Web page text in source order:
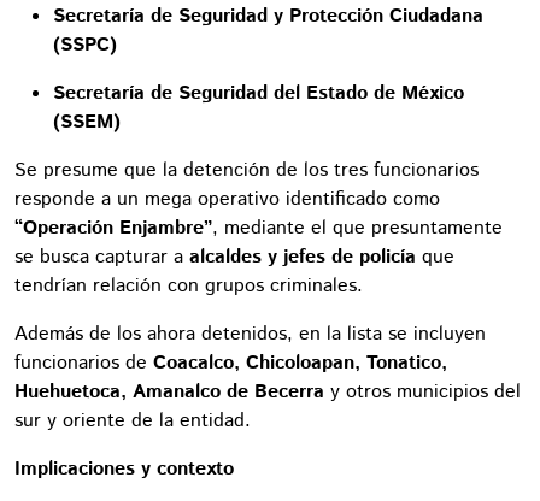
Secretaría de Seguridad y Protección Ciudadana
(SSPC)
Secretaría de Seguridad del Estado de México
(SSEM)
Se presume que la detención de los tres funcionarios
responde a un mega operativo identificado como
“Operación Enjambre”, mediante el que presuntamente
se busca capturar a alcaldes y jefes de policía que
tendrían relación con grupos criminales.
Además de los ahora detenidos, en la lista se incluyen
funcionarios de Coacalco, Chicoloapan, Tonatico,
Huehuetoca, Amanalco de Becerra y otros municipios del
sur y oriente de la entidad.
Implicaciones y contexto